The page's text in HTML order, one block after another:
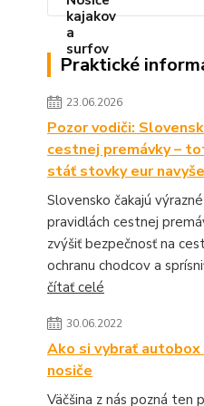
Praktické
23.06.2026
Pozor vodiči:
cestnej premávky –
stáť stovky eur navyše
Slovensko čakajú
pravidlách cestnej
zvýšiť bezpečnosť na
ochranu chodcov a
čítať celé
30.06.2022
Ako si vybrať
nosiče
Väčšina z nás pozná ten